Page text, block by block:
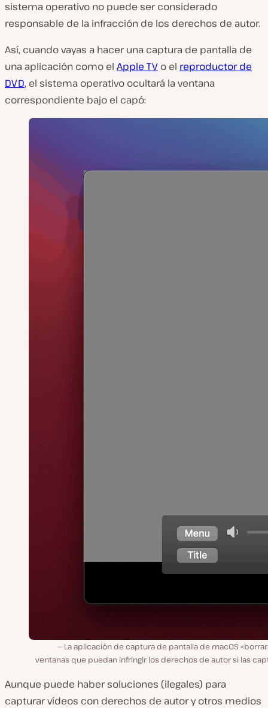
sistema operativo no puede ser considerado
responsable de la infracción de los derechos de autor.
Así, cuando vayas a hacer una captura de pantalla de
una aplicación como el Apple TV o el reproductor de
DVD, el sistema operativo ocultará la ventana
correspondiente bajo el capó:
La aplicación de captura de pantalla de macOS
ventanas que puedan infringir los derechos de autor si las
Aunque puede haber soluciones (ilegales) para
capturar vídeos con derechos de autor y otros medios